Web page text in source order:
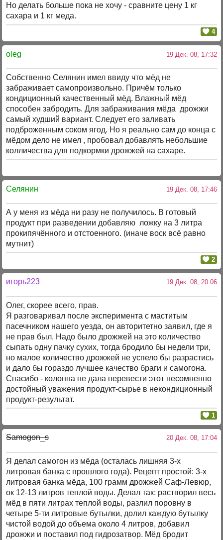
Но делать больше пока не хочу - сравните цену 1 кг
сахара и 1 кг меда.
4
oleg 19 Дек. 08, 17:32
Собственно Селянин имел ввиду что мёд не
забраживает самопроизвольно. Причём только
кондиционный качественный мёд. Влажный мёд
способен забродить. Для забраживания мёда дрожжи
самый худший вариант. Следует его заливать
подброженным соком ягод. Но я реально сам до конца с
мёдом дело не имел , пробовал добавлять небольшие
колличества для подкормки дрожжей на сахаре.
Селянин 19 Дек. 08, 17:46
А у меня из мёда ни разу не получилось. В готовый
продукт при разведении добавляю ложку на 3 литра
прокипячённого и отстоенного. (иначе воск всё равно
мутнит)
2
игорь223 19 Дек. 08, 20:06
Олег, скорее всего, прав.
Я разговаривал после эксперимента с маститым
пасечником нашего уезда, он авторитетно заявил, где я
не прав был. Надо было дрожжей на это количество
сыпать одну пачку сухих, тогда бродило бы недели три,
но малое количество дрожжей не успело бы разрастись
и дало бы гораздо лучшее качество браги и самогона.
Спасибо - колонна не дала перевести этот несомненно
достойный уважения продукт-сырье в некондиционный
продукт-результат.
1
Samogon_s 20 Дек. 08, 17:04
Я делал самогон из мёда (осталась лишняя 3-х
литровая банка с прошлого года). Рецепт простой: 3-х
литровая банка мёда, 100 грамм дрожжей Саф-Левюр,
ок 12-13 литров теплой воды. Делал так: растворил весь
мёд в пяти литрах теплой воды, разлил поровну в
четыре 5-ти литровые бутылки, долил каждую бутылку
чистой водой до объема около 4 литров, добавил
дрожжи и поставил под гидрозатвор. Мёд бродит